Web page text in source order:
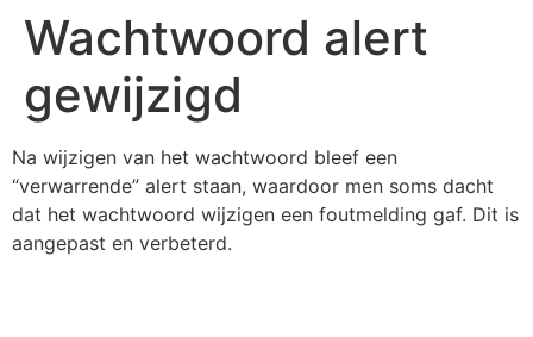
Wachtwoord alert
gewijzigd
Na wijzigen van het wachtwoord bleef een
“verwarrende” alert staan, waardoor men soms dacht
dat het wachtwoord wijzigen een foutmelding gaf. Dit is
aangepast en verbeterd.